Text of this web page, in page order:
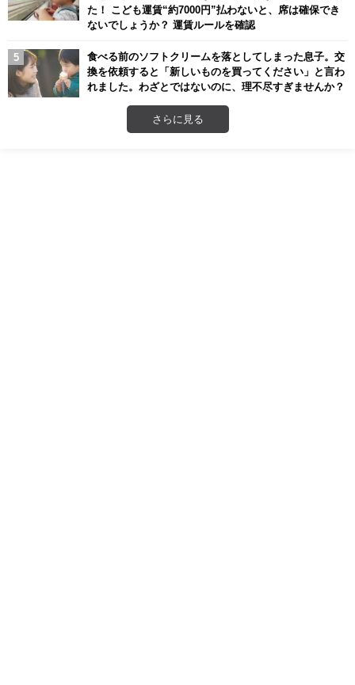
た！ こども運賃“約7000円”払わないと、席は確保でき
ないでしょうか？ 運賃ルールを確認
食べる前のソフトクリームを落としてしまった息子。交
換を依頼すると「新しいものを買ってください」と言わ
れました。わざとではないのに、理不尽すぎませんか？
さらに見る